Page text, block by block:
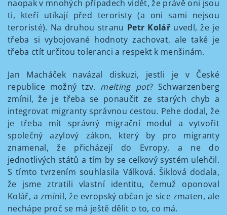
naopak v mnohých případech vidět, že právě oni jsou
ti, kteří utíkají před teroristy (a oni sami nejsou
teroristé). Na druhou stranu Petr Kolářuvedl, že je
třeba si vybojované hodnoty zachovat, ale také je
třeba ctít určitou toleranci a respekt k menšinám.
Jan Macháček navázal diskuzi, jestli je v České
republice možný tzv. melting pot? Schwarzenberg
zmínil, že je třeba se ponaučit ze starých chyb a
integrovat migranty správnou cestou. Pehe dodal, že
je třeba mít správný migrační modul a vytvořit
společný azylový zákon, který by pro migranty
znamenal, že přicházejí do Evropy, a ne do
jednotlivých států a tím by se celkový systém ulehčil.
S tímto tvrzením souhlasila Válková. Šiklová dodala,
že jsme ztratili vlastní identitu, čemuž oponoval
Kolář, a zmínil, že evropský občan je sice zmaten, ale
nechápe proč se má ještě dělit o to, co má.